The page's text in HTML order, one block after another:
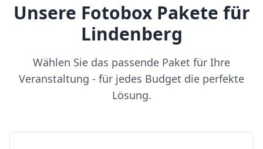
Unsere Fotobox Pakete für
Lindenberg
Wählen Sie das passende Paket für Ihre
Veranstaltung - für jedes Budget die perfekte
Lösung.